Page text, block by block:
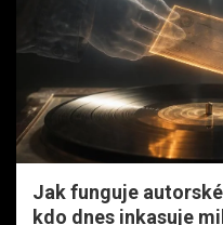
Jak funguje
kdo dnes inkasuje